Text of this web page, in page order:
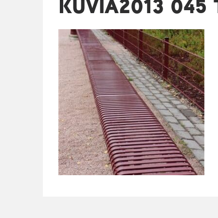
KUVIA2013 045